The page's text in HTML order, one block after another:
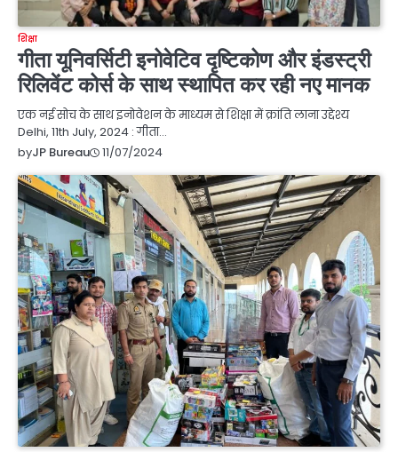
शिक्षा
गीता यूनिवर्सिटी इनोवेटिव दृष्टिकोण और इंडस्ट्री
रिलिवेंट कोर्स के साथ स्थापित कर रही नए मानक
एक नई सोच के साथ इनोवेशन के माध्यम से शिक्षा में क्रांति लाना उद्देश्य
Delhi, 11th July, 2024 : गीता…
byJP Bureau 11/07/2024